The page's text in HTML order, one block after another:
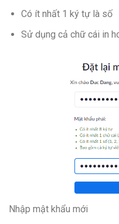
Có ít nhất 1 ký tự là số
Sử dụng cả chữ cái in
Nhập mật khẩu mới